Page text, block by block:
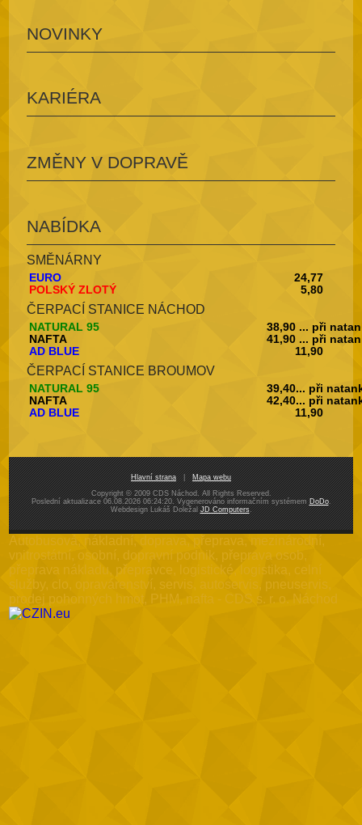
NOVINKY
KARIÉRA
ZMĚNY V DOPRAVĚ
NABÍDKA
SMĚNÁRNY
EURO
24,77
POLSKÝ ZLOTÝ
5,80
ČERPACÍ STANICE NÁCHOD
NATURAL 95
38,90 ... při
NAFTA
41,90 ... při
AD BLUE
11,90
ČERPACÍ STANICE BROUMOV
NATURAL 95
39,40... při
NAFTA
42,40... při
AD BLUE
11,90
Hlavní strana|Mapa webu
Copyright © 2009 CDS Náchod. All Rights Reserved.
Poslední aktualizace 06.08.2026 06:24:20. Vygenerováno informačním systémemDoDo.
Webdesign Lukáš DoležalJD Computers.
Autobusová, nákladní, doprava, přeprava, mezinárodní,
vnitrostátní, osobní, dopravní podnik, přeprava osob,
přeprava nákladu, přepravce, logistické, logistika, celní
služby, clo, opravárenství, servis, autoservis, pneuservis,
prodej pohonných hmot, PHM, nafta - CDS s. r. o. Náchod